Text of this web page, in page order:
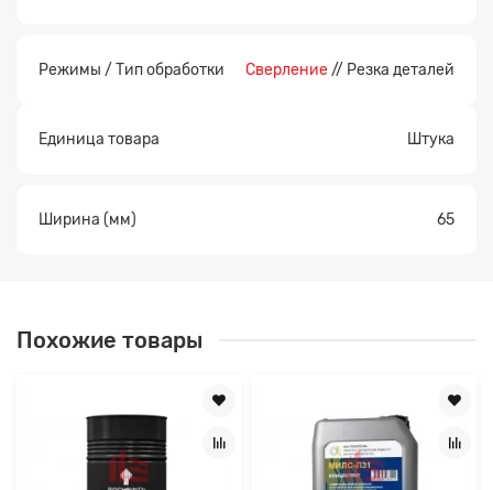
Режимы / Тип обработки Сверление// Резка деталей
Единица товара Штука
Ширина (мм) 65
Похожие товары